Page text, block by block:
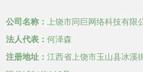
公司名称：
上饶市同巨网络科技有限
法人代表： 何泽森
注册地址： 江西省上饶市玉山县冰溪